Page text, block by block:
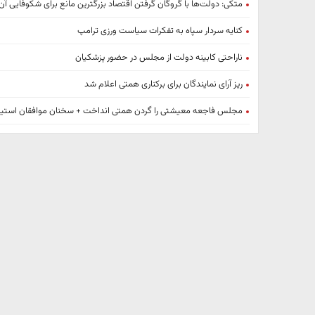
متکی: دولت‌ها با گروگان گرفتن اقتصاد بزرگترین مانع برای شکوفایی
کنایه سردار سپاه به تفکرات سیاست ورزی ترامپ
ناراحتی کابینه دولت از مجلس در حضور پزشکیان
ریز آرای نمایندگان برای برکناری همتی اعلام شد
مجلس فاجعه معیشتی را گردن همتی انداخت + سخنان موافقان